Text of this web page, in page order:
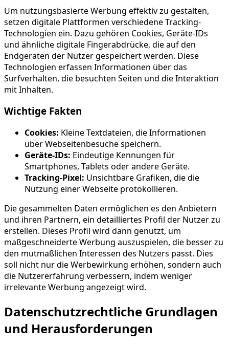
Um nutzungsbasierte Werbung effektiv zu gestalten,
setzen digitale Plattformen verschiedene Tracking-
Technologien ein. Dazu gehören Cookies, Geräte-IDs
und ähnliche digitale Fingerabdrücke, die auf den
Endgeräten der Nutzer gespeichert werden. Diese
Technologien erfassen Informationen über das
Surfverhalten, die besuchten Seiten und die Interaktion
mit Inhalten.
Wichtige Fakten
Cookies: Kleine Textdateien, die Informationen
über Webseitenbesuche speichern.
Geräte-IDs: Eindeutige Kennungen für
Smartphones, Tablets oder andere Geräte.
Tracking-Pixel: Unsichtbare Grafiken, die die
Nutzung einer Webseite protokollieren.
Die gesammelten Daten ermöglichen es den Anbietern
und ihren Partnern, ein detailliertes Profil der Nutzer zu
erstellen. Dieses Profil wird dann genutzt, um
maßgeschneiderte Werbung auszuspielen, die besser zu
den mutmaßlichen Interessen des Nutzers passt. Dies
soll nicht nur die Werbewirkung erhöhen, sondern auch
die Nutzererfahrung verbessern, indem weniger
irrelevante Werbung angezeigt wird.
Datenschutzrechtliche Grundlagen
und Herausforderungen